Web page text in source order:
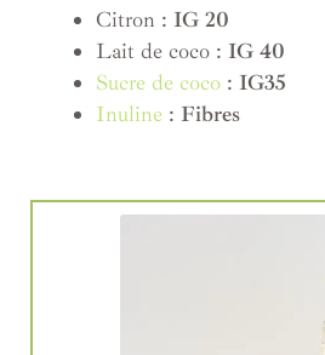
Citron : IG 20
Lait de coco : IG 40
Sucre de coco : IG35
Inuline : Fibres